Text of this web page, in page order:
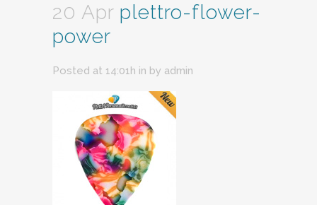
20 Apr plettro-flower-
power
Posted at 14:01h in by admin